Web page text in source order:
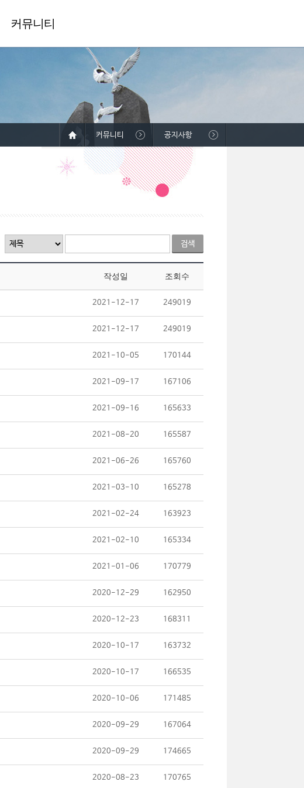
커뮤니티
커뮤니티 공지사항
작성일 조회수
2021-12-17 249019
2021-12-17 249019
2021-10-05 170144
2021-09-17 167106
2021-09-16 165633
2021-08-20 165587
2021-06-26 165760
2021-03-10 165278
2021-02-24 163923
2021-02-10 165334
2021-01-06 170779
2020-12-29 162950
2020-12-23 168311
2020-10-17 163732
2020-10-17 166535
2020-10-06 171485
2020-09-29 167064
2020-09-29 174665
2020-08-23 170765